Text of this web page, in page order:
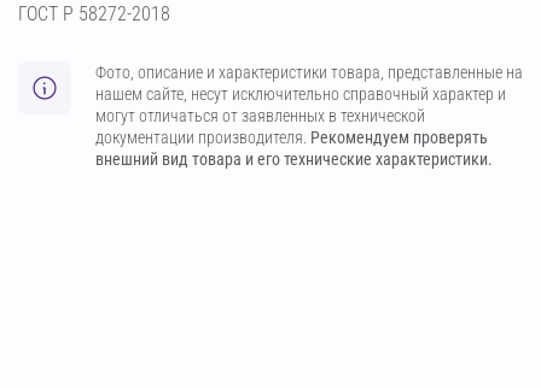
ГОСТ Р 58272-2018
Фото, описание и характеристики товара, представленные на
нашем сайте, несут исключительно справочный характер и
могут отличаться от заявленных в технической
документации производителя. Рекомендуем проверять
внешний вид товара и его технические характеристики.